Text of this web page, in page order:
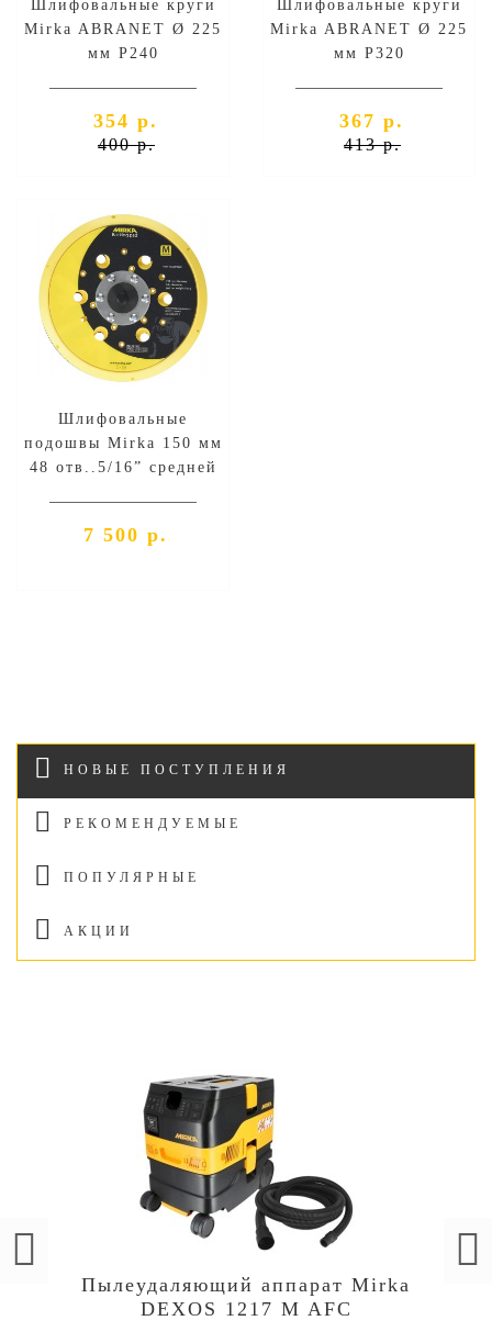
Шлифовальные круги
Mirka ABRANET Ø 225
мм P240
354 р.
400 р.
Шлифовальные круги
Mirka ABRANET Ø 225
мм P320
367 р.
413 р.
Шлифовальные
подошвы Mirka 150 мм
48 отв..5/16” средней
7 500 р.
НОВЫЕ ПОСТУПЛЕНИЯ
РЕКОМЕНДУЕМЫЕ
ПОПУЛЯРНЫЕ
АКЦИИ
Пылеудаляющий аппарат Mirka
DEXOS 1217 M AFC